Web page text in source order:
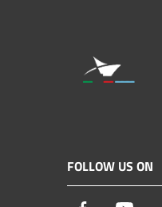
FOLLOW US ON